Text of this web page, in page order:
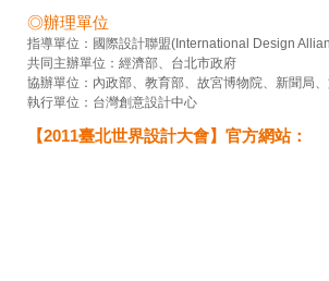
◎辦理單位
指導單位：國際設計聯盟(International Design
共同主辦單位：經濟部、台北市政府
協辦單位：內政部、教育部、故宮博物院、新聞局
執行單位：台灣創意設計中心
【2011臺北世界設計大會】官方網站：